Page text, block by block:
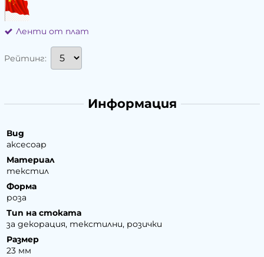
Ленти от плат
Рейтинг:
Информация
Вид
аксесоар
Материал
текстил
Форма
роза
Тип на стоката
за декорация, текстилни, розички
Размер
23 мм